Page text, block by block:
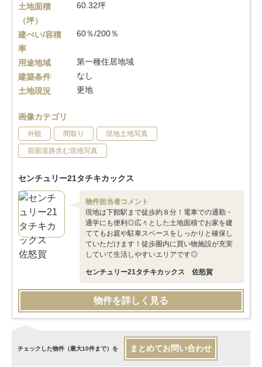
土地面積
（坪）
60.32坪
建ぺい/容積
率
60％/200％
用途地域
第一種住居地域
建築条件
なし
土地現況
更地
画像カテゴリ
外観 間取り 現地土地写真
前面道路含む現地写真
センチュリー21タチキカックス
物件担当者コメント
現地は下館駅まで徒歩約８分！電車での通勤・
通学にも便利◎広々とした土地面積でお家を建
ててもお庭や駐車スペースをしっかりと確保し
ていただけます！徒歩圏内に買い物施設が充実
していて生活しやすいエリアです◎
センチュリー21タチキカックス 佐怒賀
物件を詳しく見る
チェックした物件（最大10件まで）を まとめてお問い合わせ